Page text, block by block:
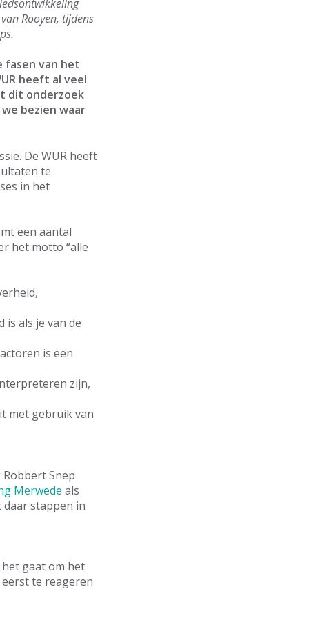
Rooyen, tijdens
fasen van het
heeft al veel
dit onderzoek
bezien waar
De WUR heeft
te
in het
een aantal
het motto “alle
als je van de
is een
zijn,
met gebruik van
Snep
Merwede als
daar stappen in
gaat om het
te reageren